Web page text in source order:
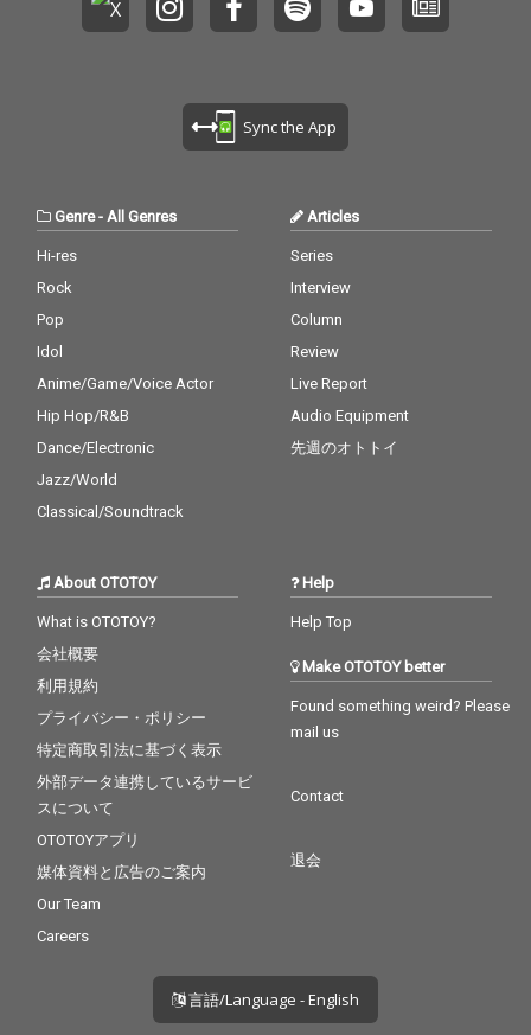
Sync the App
Genre- All Genres
Hi-res
Rock
Pop
Idol
Anime/Game/Voice Actor
Hip Hop/R&B
Dance/Electronic
Jazz/World
Classical/Soundtrack
Articles
Series
Interview
Column
Review
Live Report
Audio Equipment
先週のオトトイ
About OTOTOY
What is OTOTOY?
会社概要
利用規約
プライバシー・ポリシー
特定商取引法に基づく表示
外部データ連携しているサービ
スについて
OTOTOYアプリ
媒体資料と広告のご案内
Our Team
Careers
Help
Help Top
Make OTOTOY better
Found something weird? Please
mail us
Contact
退会
言語/Language - English